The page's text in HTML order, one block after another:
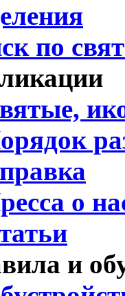
по
о
и